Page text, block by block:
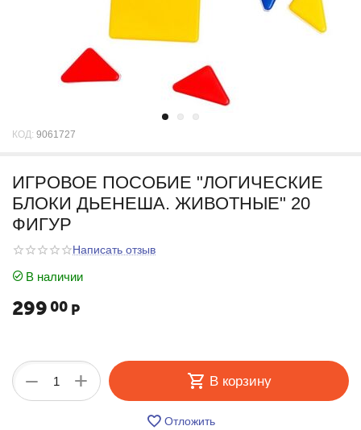
КОД: 9061727
ИГРОВОЕ ПОСОБИЕ "ЛОГИЧЕСКИЕ
БЛОКИ ДЬЕНЕША. ЖИВОТНЫЕ" 20
ФИГУР
Написать отзыв
В наличии
299 00 Р
+
− В корзину
Отложить